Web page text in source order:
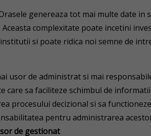
genereaza tot mai multe date in
complexitate poate incetini
si poate ridica noi semne de
usor de administrat si mai
care sa faciliteze schimbul de
procesului decizional si sa
pentru administrarea
de gestionat